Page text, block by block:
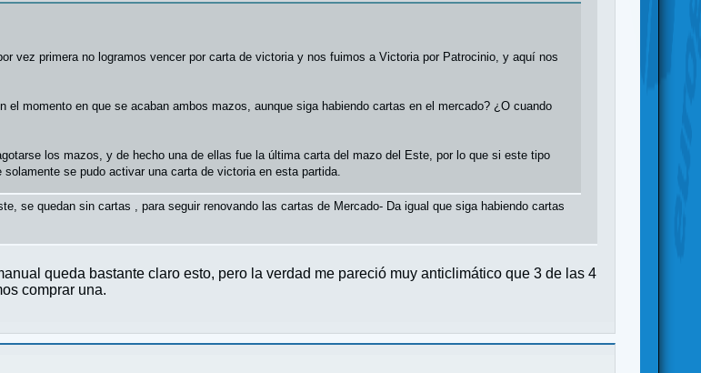
vez primera no logramos vencer por carta de victoria y nos fuimos a Victoria por Patrocinio, y aquí nos
momento en que se acaban ambos mazos, aunque siga habiendo cartas en el mercado? ¿O cuando
los mazos, y de hecho una de ellas fue la última carta del mazo del Este, por lo que si este tipo
se pudo activar una carta de victoria en esta partida.
se quedan sin cartas , para seguir renovando las cartas de Mercado- Da igual que siga habiendo cartas
queda bastante claro esto, pero la verdad me pareció muy anticlimático que 3 de las 4
comprar una.